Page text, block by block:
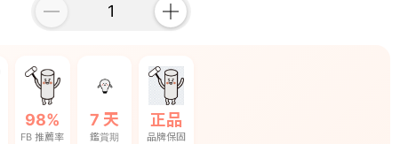
98%
FB 推薦率
7 天
鑑賞期
正品
品牌保固